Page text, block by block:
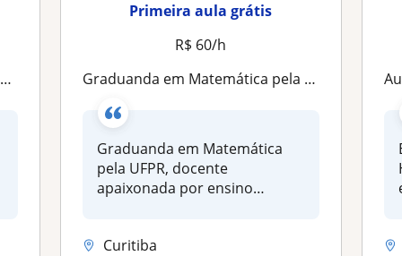
Primeira aula grátis
R$ 60/h
Graduanda em Matemática pela UFPR, docente apaixonada por ensino interdisciplinar e acessível
Graduanda em Matemática
pela UFPR, docente
apaixonada por ensino
Curitiba